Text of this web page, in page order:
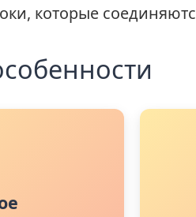
которые